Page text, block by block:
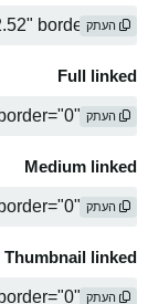
העתק
Full linked
העתק
Medium linked
העתק
Thumbnail linked
העתק